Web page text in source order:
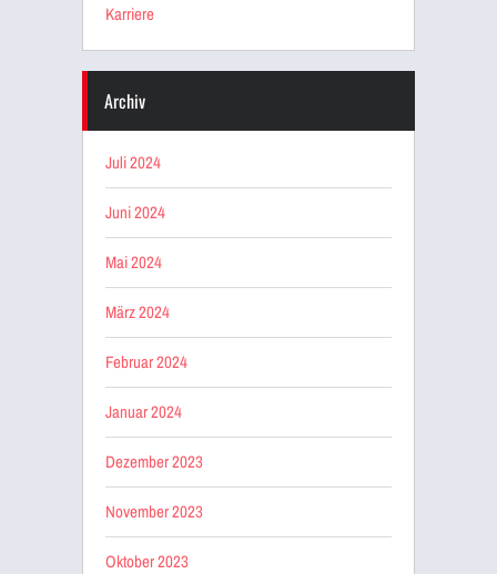
Karriere
Archiv
Juli 2024
Juni 2024
Mai 2024
März 2024
Februar 2024
Januar 2024
Dezember 2023
November 2023
Oktober 2023